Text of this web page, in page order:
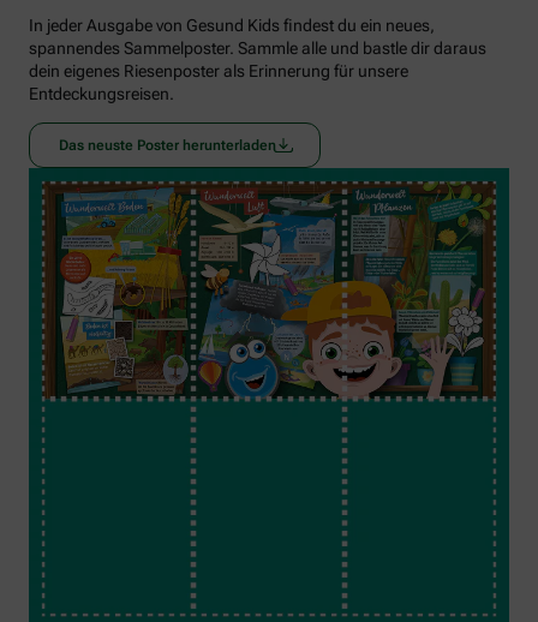
In jeder Ausgabe von Gesund Kids findest du ein neues,
spannendes Sammelposter. Sammle alle und bastle dir daraus
dein eigenes Riesenposter als Erinnerung für unsere
Entdeckungsreisen.
Das neuste Poster herunterladen